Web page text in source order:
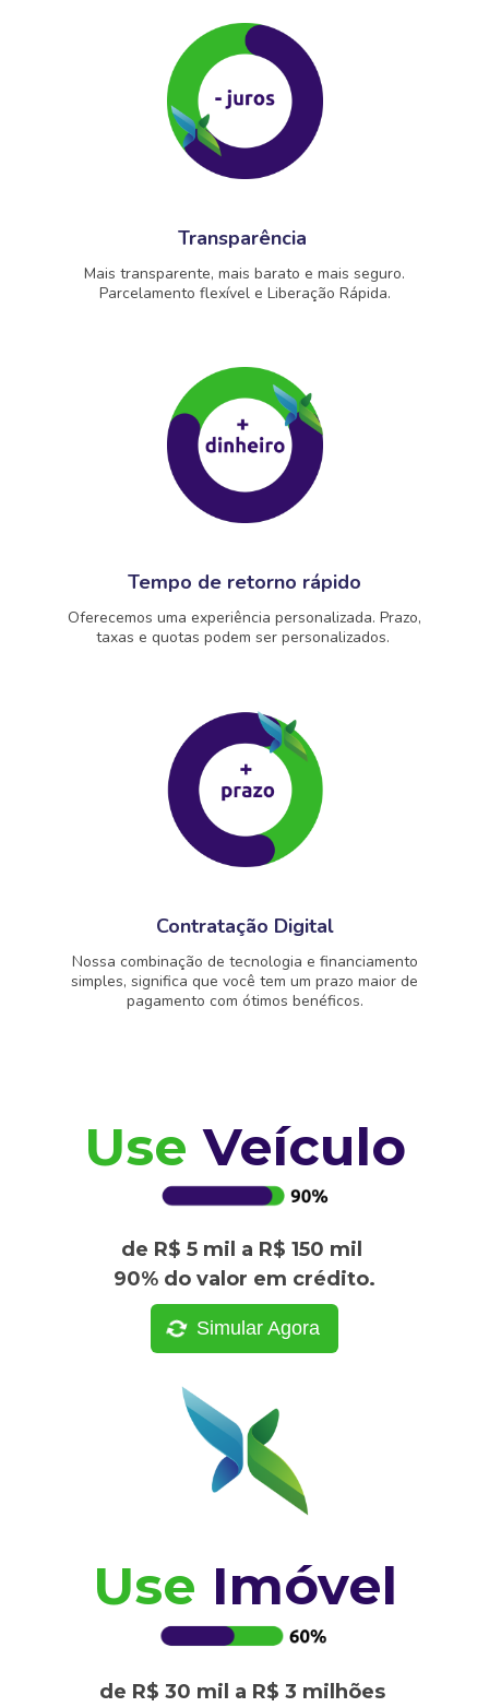
Transparência
Mais transparente, mais barato e mais seguro.
Parcelamento flexível e Liberação Rápida.
Tempo de retorno rápido
Oferecemos uma experiência personalizada. Prazo,
taxas e quotas podem ser personalizados.
Contratação Digital
Nossa combinação de tecnologia e financiamento
simples, significa que você tem um prazo maior de
pagamento com ótimos benéficos.
UseVeículo
de R$ 5 mil a R$ 150 mil
90% do valor em crédito.
Simular Agora
Use Imóvel
de R$ 30 mil a R$ 3 milhões